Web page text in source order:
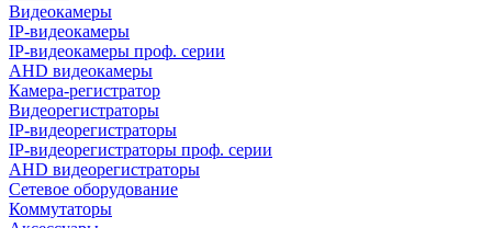
Видеокамеры
IP-видеокамеры
IP-видеокамеры проф. серии
AHD видеокамеры
Камера-регистратор
Видеорегистраторы
IP-видеорегистраторы
IP-видеорегистраторы проф. серии
AHD видеорегистраторы
Сетевое оборудование
Коммутаторы